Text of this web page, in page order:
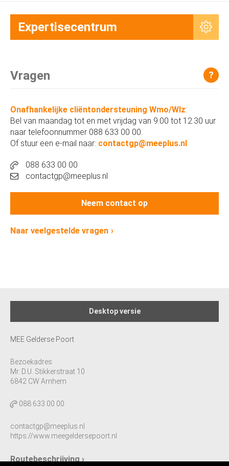
Expertisecentrum
Vragen ?
Onafhankelijke cliëntondersteuning Wmo/Wlz:
Bel van maandag tot en met vrijdag van 9.00 tot 12.30 uur
naar telefoonnummer 088 633 00 00.
Of stuur een e-mail naar: contactgp@meeplus.nl
088 633 00 00
contactgp@meeplus.nl
Neem contact op
Naar veelgestelde vragen
Desktop versie
MEE Gelderse Poort
Bezoekadres
Mr. D.U. Stikkerstraat 10
6842 CW Arnhem
088 633 00 00
contactgp@meeplus.nl
https://www.meegeldersepoort.nl
Routebeschrijving ›